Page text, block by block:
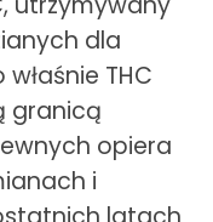
dla
THC
granicą
opiera
i